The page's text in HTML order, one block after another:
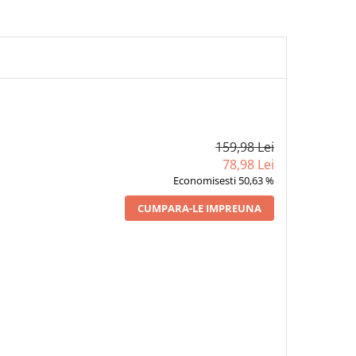
159,98 Lei
78,98 Lei
Economisesti 50,63 %
CUMPARA-LE IMPREUNA